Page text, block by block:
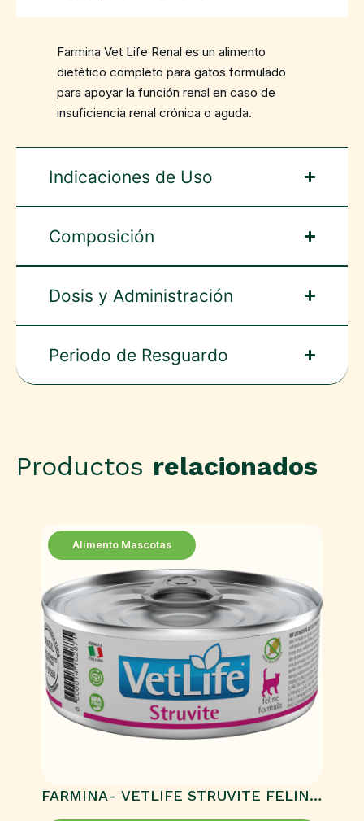
Farmina Vet Life Renal es un alimento
dietético completo para gatos formulado
para apoyar la función renal en caso de
insuficiencia renal crónica o aguda.
Indicaciones de Uso
Composición
Dosis y Administración
Periodo de Resguardo
Productos relacionados
Alimento Mascotas
FARMINA- VETLIFE STRUVITE FELINE